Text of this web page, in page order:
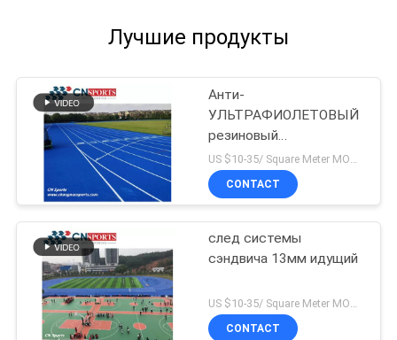
Лучшие продукты
Анти-
УЛЬТРАФИОЛЕТОВЫЙ
резиновый
атлетический след
US $10-35/ Square Meter MOQ:/
CONTACT
след системы
сэндвича 13мм идущий
US $10-35/ Square Meter MOQ:/
CONTACT